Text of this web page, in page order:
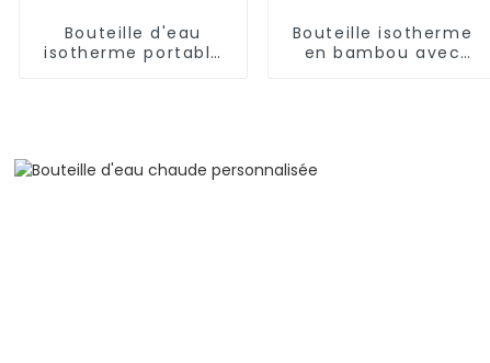
Bouteille d'eau
isotherme portable
Bouteille isotherme
en bambou avec